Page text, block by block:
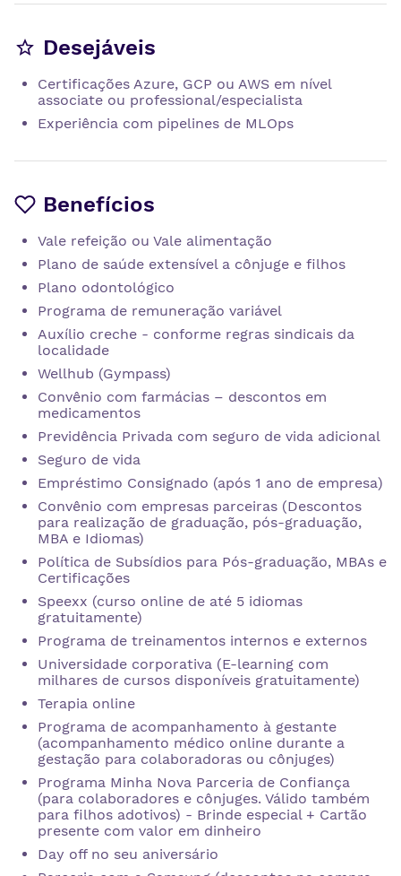
Desejáveis
Certificações Azure, GCP ou AWS em nível
associate ou professional/especialista
Experiência com pipelines de MLOps
Benefícios
Vale refeição ou Vale alimentação
Plano de saúde extensível a cônjuge e filhos
Plano odontológico
Programa de remuneração variável
Auxílio creche - conforme regras sindicais da
localidade
Wellhub (Gympass)
Convênio com farmácias – descontos em
medicamentos
Previdência Privada com seguro de vida adicional
Seguro de vida
Empréstimo Consignado (após 1 ano de empresa)
Convênio com empresas parceiras (Descontos
para realização de graduação, pós-graduação,
MBA e Idiomas)
Política de Subsídios para Pós-graduação, MBAs e
Certificações
Speexx (curso online de até 5 idiomas
gratuitamente)
Programa de treinamentos internos e externos
Universidade corporativa (E-learning com
milhares de cursos disponíveis gratuitamente)
Terapia online
Programa de acompanhamento à gestante
(acompanhamento médico online durante a
gestação para colaboradoras ou cônjuges)
Programa Minha Nova Parceria de Confiança
(para colaboradores e cônjuges. Válido também
para filhos adotivos) - Brinde especial + Cartão
presente com valor em dinheiro
Day off no seu aniversário